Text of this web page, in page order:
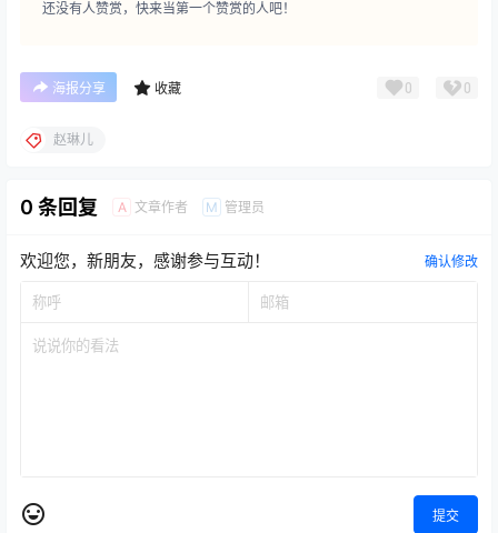
还没有人赞赏，快来当第一个赞赏的人吧！
海报分享 收藏 0 0
赵琳儿
0 条回复 A 文章作者 M 管理员
欢迎您，新朋友，感谢参与互动！ 确认修改
提交